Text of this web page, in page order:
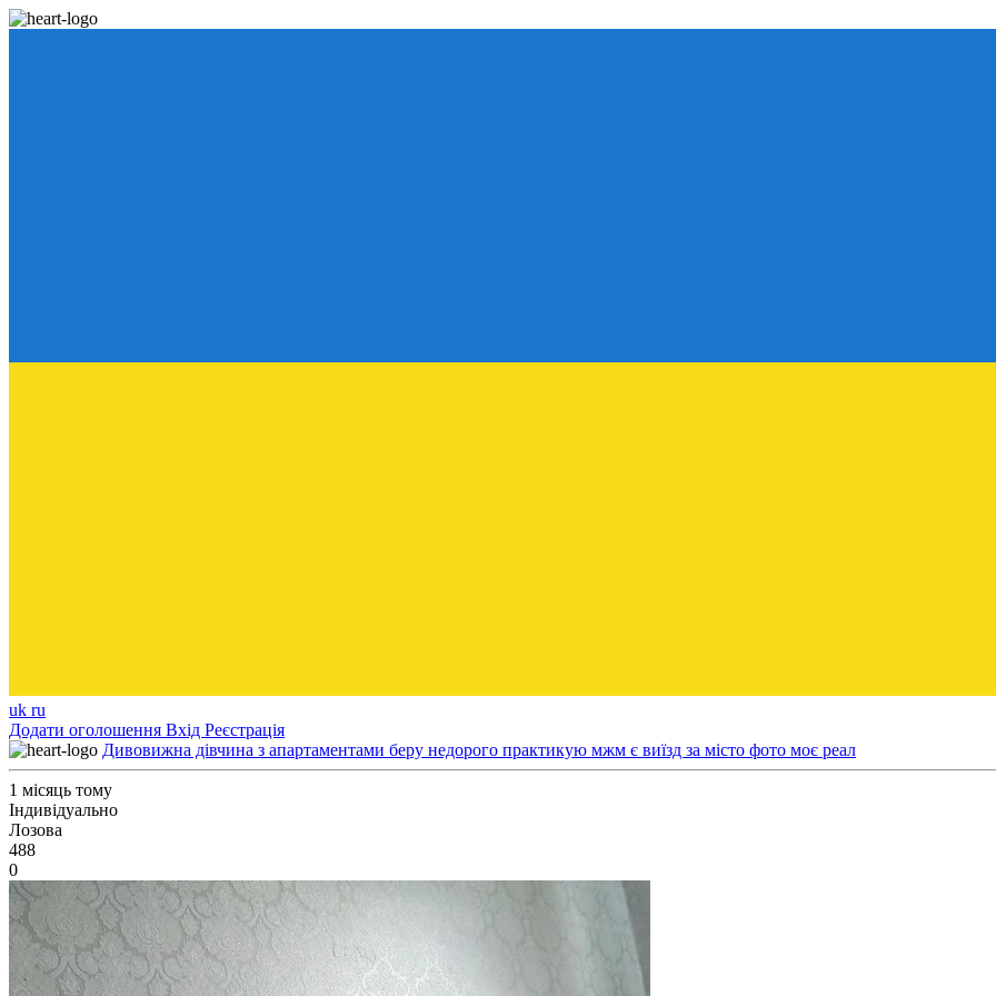
uk ru
Додати оголошення Вхід Реєстрація
Дивовижна дівчина з апартаментами беру недорого практикую мжм є виїзд за місто фото моє реал
1 місяць тому
Індивідуально
Лозова
488
0